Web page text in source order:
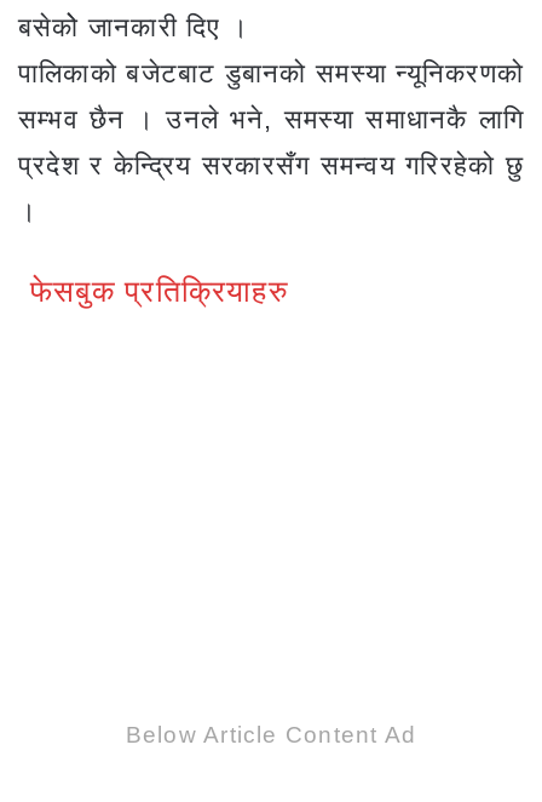
बसेकोे जानकारी दिए ।
पालिकाको बजेटबाट डुबानको समस्या न्यूनिकरणको
सम्भव छैन । उनले भने, समस्या समाधानकै लागि
प्रदेश र केन्द्रिय सरकारसँग समन्वय गरिरहेको छु
।
फेसबुक प्रतिक्रियाहरु
Below Article Content Ad